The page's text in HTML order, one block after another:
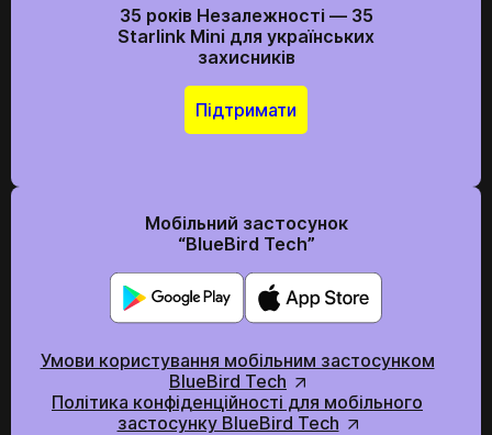
35 років Незалежності — 35
Starlink Mini для українських
захисників
Підтримати
Мобільний застосунок
“BlueBird Tech”
Умови користування мобільним застосунком
BlueBird Tech
Політика конфіденційності для мобільного
застосунку BlueBird Tech